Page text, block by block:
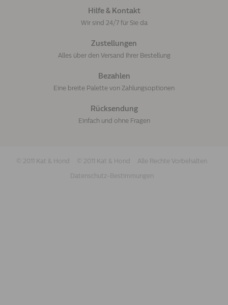
Hilfe & Kontakt
Wir sind 24/7 für Sie da
Zustellungen
Alles über den Versand Ihrer Bestellung
Bezahlen
Eine breite Palette von Zahlungsoptionen
Rücksendung
Einfach und ohne Fragen
© 2011 Kat & Hond © 2011 Kat & Hond Alle Rechte Vorbehalten
Datenschutz-Bestimmungen